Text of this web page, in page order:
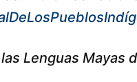
Lenguas Mayas